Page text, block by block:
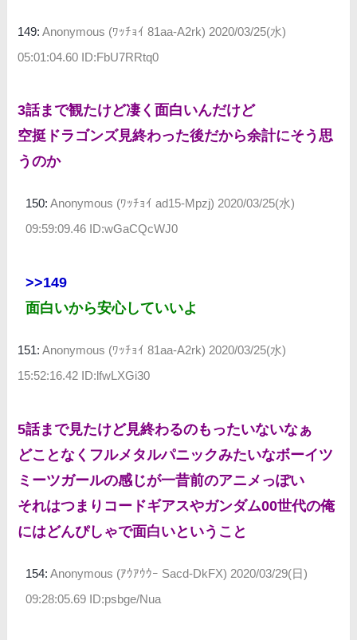
149:Anonymous (ﾜｯﾁｮｲ 81aa-A2rk) 2020/03/25(水)
05:01:04.60 ID:FbU7RRtq0
3話まで観たけど凄く面白いんだけど
空挺ドラゴンズ見終わった後だから余計にそう思
うのか
150:Anonymous (ﾜｯﾁｮｲ ad15-Mpzj) 2020/03/25(水)
09:59:09.46 ID:wGaCQcWJ0
>>149
面白いから安心していいよ
151:Anonymous (ﾜｯﾁｮｲ 81aa-A2rk) 2020/03/25(水)
15:52:16.42 ID:lfwLXGi30
5話まで見たけど見終わるのもったいないなぁ
どことなくフルメタルパニックみたいなボーイツ
ミーツガールの感じが一昔前のアニメっぽい
それはつまりコードギアスやガンダム00世代の俺
にはどんぴしゃで面白いということ
154:Anonymous (ｱｳｱｳｳｰ Sacd-DkFX) 2020/03/29(日)
09:28:05.69 ID:psbge/Nua